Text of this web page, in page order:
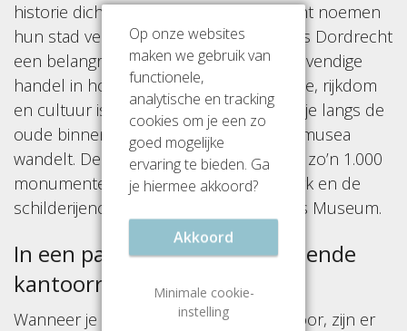
historie dichtbij. Inwoners van Dordrecht noemen
hun stad veelal Dordt. Van oudsher was Dordrecht
een belangrijke handelsstad met een levendige
handel in hout, graan en wijn. De historie, rijkdom
en cultuur is nog altijd terug te zien als je langs de
oude binnenhavens, monumenten en musea
wandelt. De historische binnenstad telt zo’n 1.000
monumenten, waaronder de Grote Kerk en de
schilderijencollectie van het Dordrechts Museum.
In een paar stappen een passende
kantoorruimte
Wanneer je zoekt naar een nieuw kantoor, zijn er
Op onze websites
maken we gebruik van
functionele,
analytische en tracking
cookies om je een zo
goed mogelijke
ervaring te bieden. Ga
je hiermee akkoord?
Akkoord
Minimale cookie-
instelling